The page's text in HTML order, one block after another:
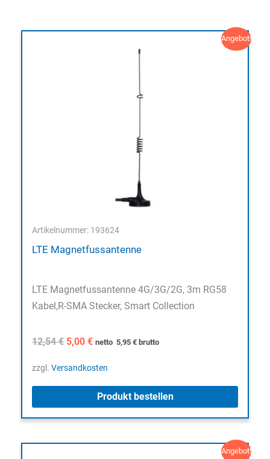
Angebot!
Artikelnummer: 193624
LTE Magnetfussantenne
LTE Magnetfussantenne 4G/3G/2G, 3m RG58
Kabel,R-SMA Stecker, Smart Collection
12,54€ Ursprünglicher
war:
5,00 €Aktueller
ist:
netto 5,95 € brutto
zzgl. Versandkosten
Produkt bestellen
Angebot!